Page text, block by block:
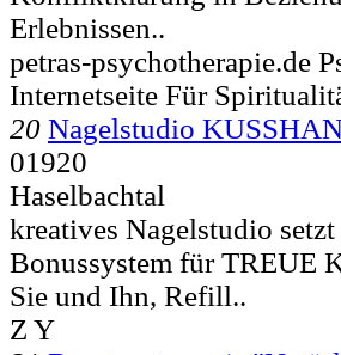
Erlebnissen..
petras-psychotherapie.de
Internetseite Für
20 Nagelstudio
01920
Haselbachtal
kreatives Nagelstudio
Bonussystem für TREUE
Sie und Ihn, Refill..
Z Y